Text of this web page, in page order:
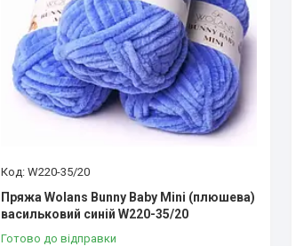
W220-35/20
Пряжа Wolans Bunny Baby Mini (плюшева)
васильковий синій W220-35/20
Готово до відправки